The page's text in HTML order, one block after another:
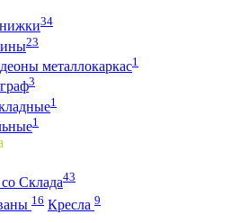
34
23
металлокаркас1
3
1
1
Склада43
16 Кресла 9